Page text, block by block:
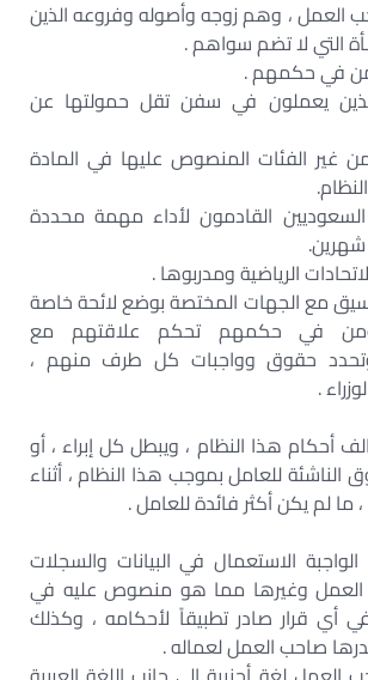
العمل ، وهم زوجه وأصوله وفروعه الذين
التي لا تضم سواهم .
يعملون في سفن تقل حمولتها عن
من غير الفئات المنصوص عليها في المادة
السعوديين القادمون لأداء مهمة محددة
شهرين.
مع الجهات المختصة بوضع لائحة خاصة
ومن في حكمهم تحكم علاقتهم مع
حقوق وواجبات كل طرف منهم ،
.
أحكام هذا النظام ، ويبطل كل إبراء ، أو
للعامل بموجب هذا النظام ، أثناء
لم يكن أكثر فائدة للعامل .
الاستعمال في البيانات والسجلات
العمل وغيرها مما هو منصوص عليه في
أي قرار صادر تطبيقاً لأحكامه ، وكذلك
صاحب العمل لعماله .